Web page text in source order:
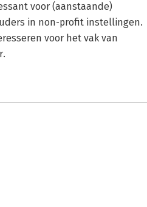
voor (aanstaande)
in non-profit instellingen.
voor het vak van